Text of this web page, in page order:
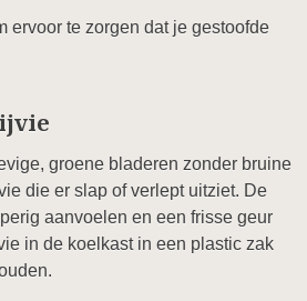
ervoor te zorgen dat je gestoofde
groene bladeren zonder bruine
die er slap of verlept uitziet. De
aanvoelen en een frisse geur
in de koelkast in een plastic zak